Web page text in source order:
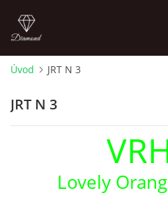
NOVINKY 2026
Úvod JRT N 3
JRT N 3
Lovely